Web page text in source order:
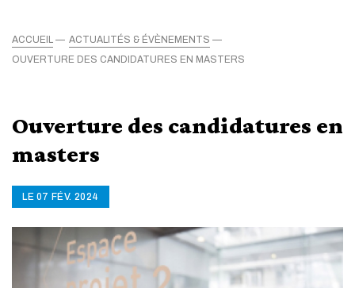
ACCUEIL
ACTUALITÉS & ÉVÈNEMENTS
OUVERTURE DES CANDIDATURES EN MASTERS
Ouverture des candidatures en
masters
LE 07 FÉV. 2024